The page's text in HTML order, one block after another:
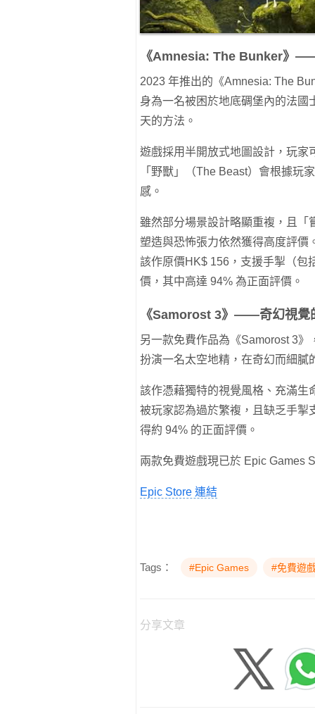
《Amnesia: The Bunker》
2023 年推出的《Amnesia: The
身為一名被困於地底碉堡內的法國
天的方法。
遊戲採用半開放式地圖設計，玩家
「野獸」（The Beast）會根據玩
感。
雖然部分場景設計略顯重複，且「
塑造與恐怖張力依然獲得高度評價
該作原價HK$ 156，支援手掣（包
價，其中高達 94% 為正面評價。
《Samorost 3》——奇幻視覺
另一款免費作品為《Samorost 3
扮演一名太空地精，在奇幻而細膩
該作憑藉獨特的視覺風格、充滿生
被玩家認為過於繁複，且缺乏手掣
得約 94% 的正面評價。
兩款免費遊戲現已於 Epic Games
Epic Store 連結
Tags： #Epic Games #免費遊
分享文章